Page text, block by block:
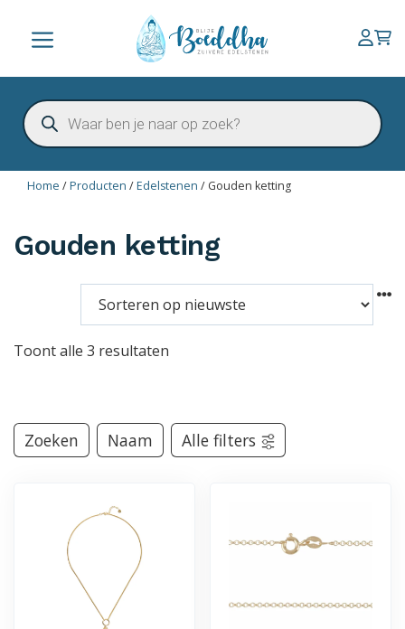
inhoud
Menu
Producten
zoeken
Home /Producten /Edelstenen / Gouden ketting
Gouden ketting
Toont alle 3 resultaten
Zoeken Naam Alle filters